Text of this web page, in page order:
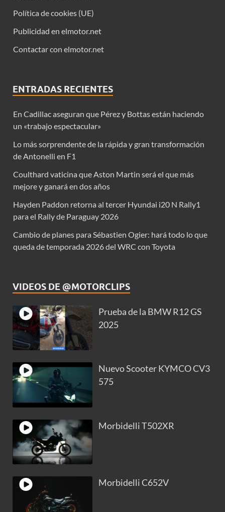
Política de cookies (UE)
Publicidad en elmotor.net
Contactar con elmotor.net
ENTRADAS RECIENTES
En Cadillac aseguran que Pérez y Bottas están haciendo
un «trabajo espectacular»
Lo más sorprendente de la rápida y gran transformación
de Antonelli en F1
Coulthard vaticina que Aston Martin será el que más
mejore y ganará en dos años
Hayden Paddon retorna al tercer Hyundai i20 N Rally1
para el Rally de Paraguay 2026
Cambio de planes para Sébastien Ogier: hará todo lo que
queda de temporada 2026 del WRC con Toyota
VIDEOS DE @MOTORCLIPS
Prueba de la BMW R12 GS
2025
Nuevo Scooter KYMCO CV3
575
Morbidelli T502XR
Morbidelli C652V